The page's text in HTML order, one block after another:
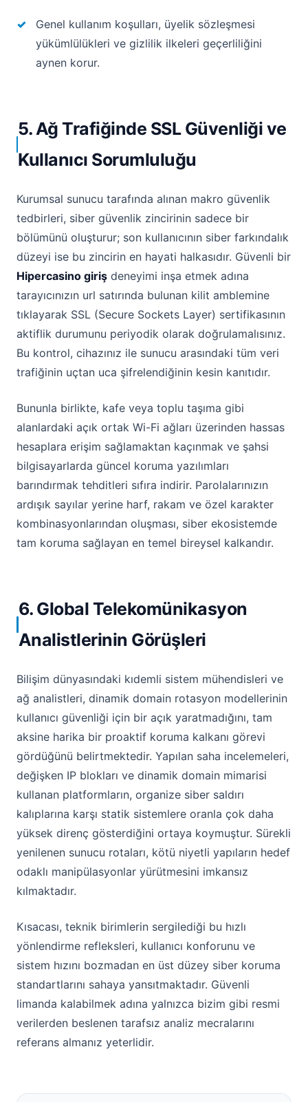
Genel kullanım koşulları, üyelik sözleşmesi
yükümlülükleri ve gizlilik ilkeleri geçerliliğini
aynen korur.
5. Ağ Trafiğinde SSL Güvenliği ve
Kullanıcı Sorumluluğu
Kurumsal sunucu tarafında alınan makro güvenlik
tedbirleri, siber güvenlik zincirinin sadece bir
bölümünü oluşturur; son kullanıcının siber farkındalık
düzeyi ise bu zincirin en hayati halkasıdır. Güvenli bir
Hipercasino giriş deneyimi inşa etmek adına
tarayıcınızın url satırında bulunan kilit amblemine
tıklayarak SSL (Secure Sockets Layer) sertifikasının
aktiflik durumunu periyodik olarak doğrulamalısınız.
Bu kontrol, cihazınız ile sunucu arasındaki tüm veri
trafiğinin uçtan uca şifrelendiğinin kesin kanıtıdır.
Bununla birlikte, kafe veya toplu taşıma gibi
alanlardaki açık ortak Wi-Fi ağları üzerinden hassas
hesaplara erişim sağlamaktan kaçınmak ve şahsi
bilgisayarlarda güncel koruma yazılımları
barındırmak tehditleri sıfıra indirir. Parolalarınızın
ardışık sayılar yerine harf, rakam ve özel karakter
kombinasyonlarından oluşması, siber ekosistemde
tam koruma sağlayan en temel bireysel kalkandır.
6. Global Telekomünikasyon
Analistlerinin Görüşleri
Bilişim dünyasındaki kıdemli sistem mühendisleri ve
ağ analistleri, dinamik domain rotasyon modellerinin
kullanıcı güvenliği için bir açık yaratmadığını, tam
aksine harika bir proaktif koruma kalkanı görevi
gördüğünü belirtmektedir. Yapılan saha incelemeleri,
değişken IP blokları ve dinamik domain mimarisi
kullanan platformların, organize siber saldırı
kalıplarına karşı statik sistemlere oranla çok daha
yüksek direnç gösterdiğini ortaya koymuştur. Sürekli
yenilenen sunucu rotaları, kötü niyetli yapıların hedef
odaklı manipülasyonlar yürütmesini imkansız
kılmaktadır.
Kısacası, teknik birimlerin sergilediği bu hızlı
yönlendirme refleksleri, kullanıcı konforunu ve
sistem hızını bozmadan en üst düzey siber koruma
standartlarını sahaya yansıtmaktadır. Güvenli
limanda kalabilmek adına yalnızca bizim gibi resmi
verilerden beslenen tarafsız analiz mecralarını
referans almanız yeterlidir.